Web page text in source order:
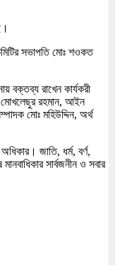
সভাপতি মোঃ শওকত
বক্তব্য রাখেন কার্যকরী
রহমান, আইন
মোঃ মহিউদ্দিন, অর্থ
জাতি, ধর্ম, বর্ণ,
সার্বজনীন ও সবার